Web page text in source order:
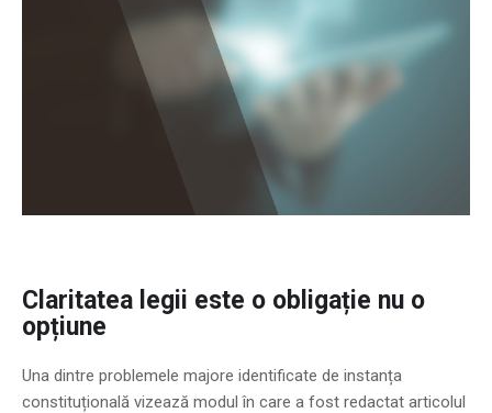
Claritatea legii este o obligație nu o
opțiune
Una dintre problemele majore identificate de instanța
constituțională vizează modul în care a fost redactat articolul